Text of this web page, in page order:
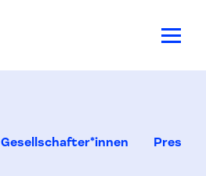
Gesellschafter*innen Presse